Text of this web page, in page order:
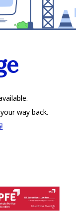
way back.